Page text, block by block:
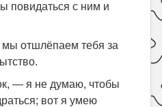
повидаться с ним и
отшлёпаем тебя за
— я не думаю, чтобы
вот я умею